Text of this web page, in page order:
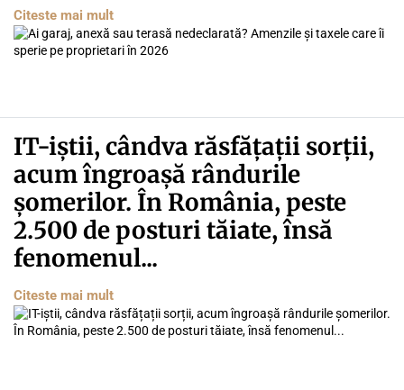
Citeste mai mult
IT-iștii, cândva răsfățații sorții,
acum îngroașă rândurile
șomerilor. În România, peste
2.500 de posturi tăiate, însă
fenomenul...
Citeste mai mult